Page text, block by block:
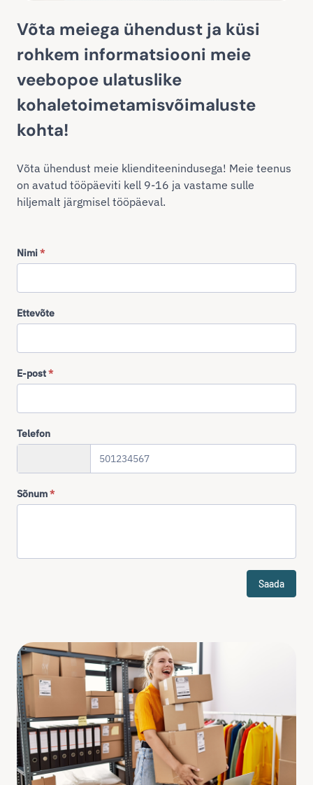
Võta meiega ühendust ja küsi
rohkem informatsiooni meie
veebopoe ulatuslike
kohaletoimetamisvõimaluste
kohta!
Võta ühendust meie klienditeenindusega! Meie teenus
on avatud tööpäeviti kell 9-16 ja vastame sulle
hiljemalt järgmisel tööpäeval.
Nimi*
Ettevõte
E-post*
Telefon
Sõnum*
Saada